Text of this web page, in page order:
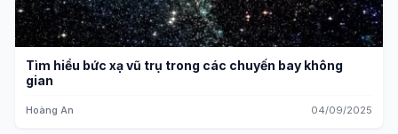
Tìm hiểu bức xạ vũ trụ trong các chuyến bay không
gian
Hoàng An 04/09/2025